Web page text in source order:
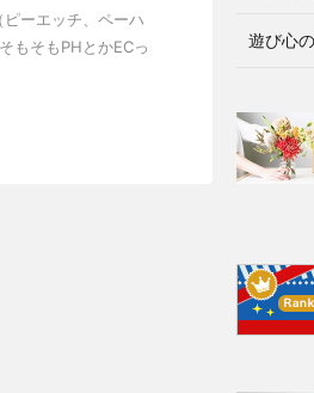
ーエッチ、ペーハ
もそもPHとかECっ
遊び心